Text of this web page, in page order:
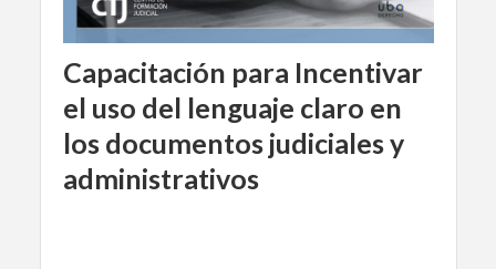
Capacitación para Incentivar
el uso del lenguaje claro en
los documentos judiciales y
administrativos